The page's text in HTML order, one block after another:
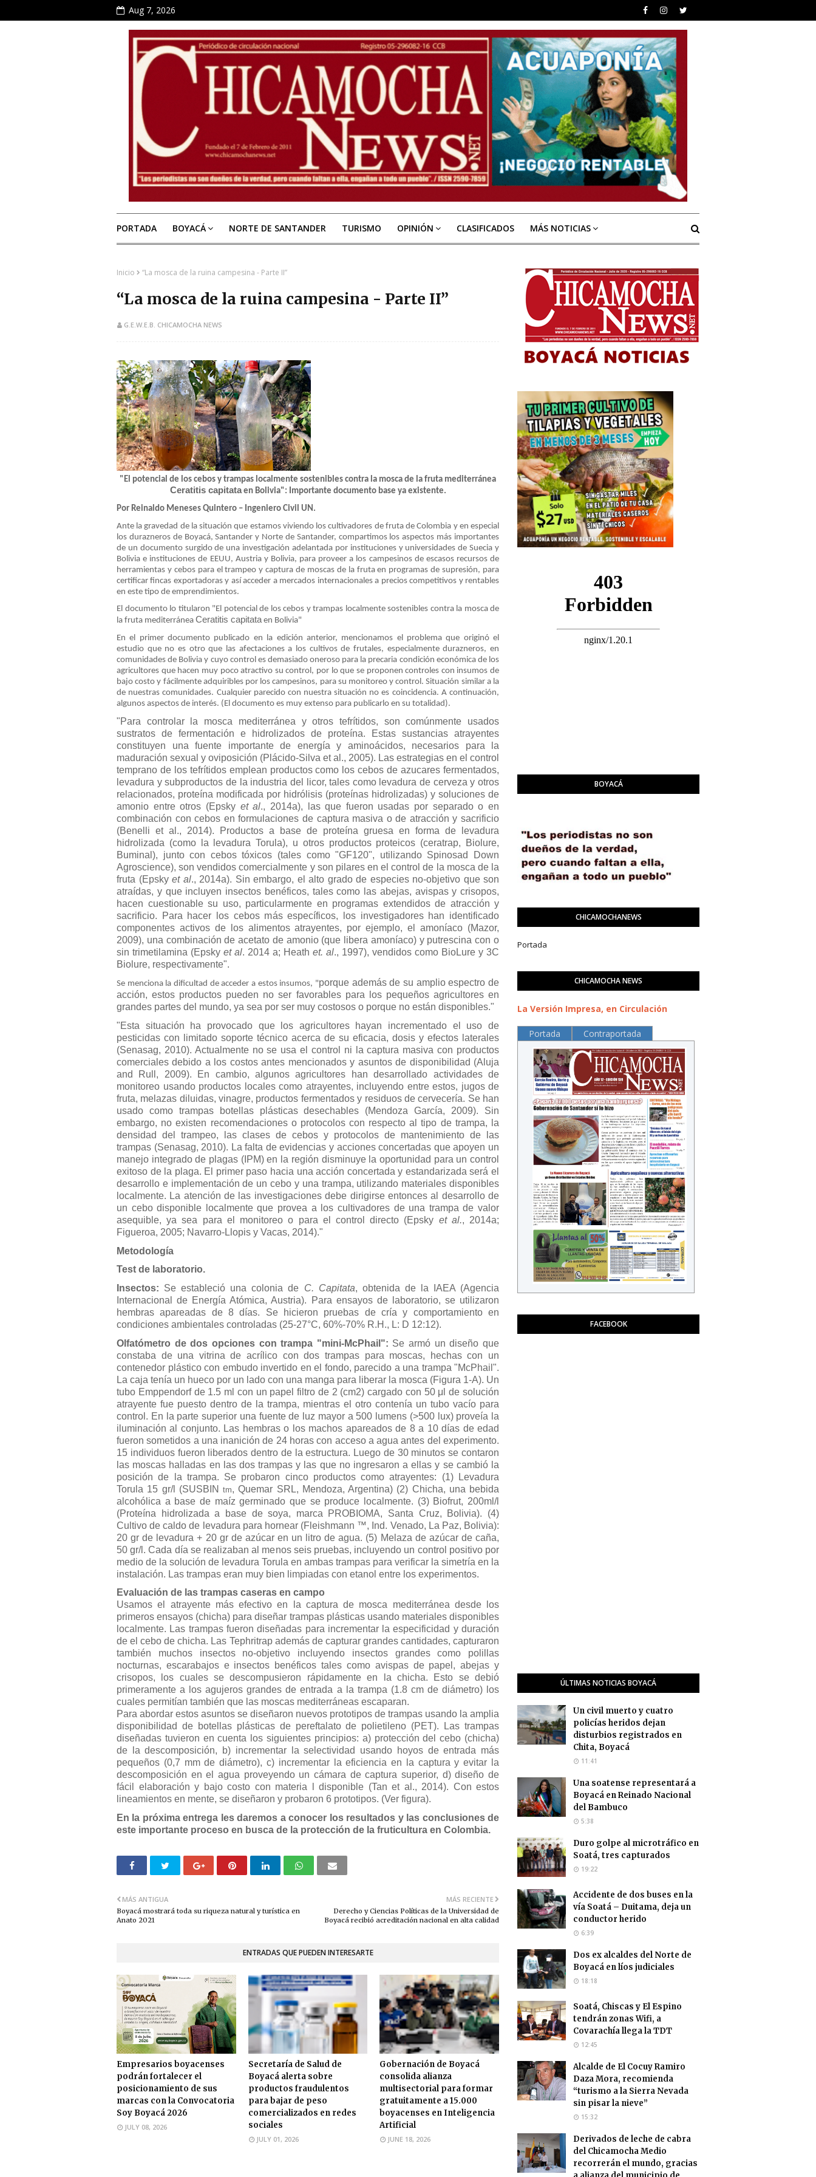
Aug 7, 2026
PORTADA BOYACÁ NORTE DE SANTANDER TURISMO OPINIÓN CLASIFICADOS MÁS NOTICIAS
Inicio “La mosca de la ruina campesina - Parte II”
“La mosca de la ruina campesina - Parte II”
G.E.W.E.B. CHICAMOCHA NEWS
"El potencial de los cebos y trampas localmente sostenibles contra la mosca de la fruta mediterránea
Ceratitis capitataen Bolivia": Importante documento base ya existente.
Por Reinaldo Meneses Quintero – Ingeniero Civil UN.
Ante la gravedad de la situación que estamos viviendo los cultivadores de fruta de Colombia y en especial
los durazneros de Boyacá, Santander y Norte de Santander, compartimos los aspectos más importantes
de un documento surgido de una investigación adelantada por instituciones y universidades de Suecia y
Bolivia e instituciones de EEUU, Austria y Bolivia, para proveer a los campesinos de escasos recursos de
herramientas y cebos para el trampeo y captura de moscas de la fruta en programas de supresión, para
certificar fincas exportadoras y así acceder a mercados internacionales a precios competitivos y rentables
en este tipo de emprendimientos.
El documento lo titularon "El potencial de los cebos y trampas localmente sostenibles contra la mosca de
la fruta mediterránea Ceratitis capitataen Bolivia"
En el primer documento publicado en la edición anterior, mencionamos el problema que originó el
estudio que no es otro que las afectaciones a los cultivos de frutales, especialmente durazneros, en
comunidades de Bolivia y cuyo control es demasiado oneroso para la precaria condición económica de los
agricultores que hacen muy poco atractivo su control, por lo que se proponen controles con insumos de
bajo costo y fácilmente adquiribles por los campesinos, para su monitoreo y control. Situación similar a la
de nuestras comunidades. Cualquier parecido con nuestra situación no es coincidencia. A continuación,
algunos aspectos de interés. (El documento es muy extenso para publicarlo en su totalidad).
"Para controlar la mosca mediterránea y otros tefrítidos, son comúnmente usados
sustratos de fermentación e hidrolizados de proteína. Estas sustancias atrayentes
constituyen una fuente importante de energía y aminoácidos, necesarios para la
maduración sexual y oviposición (Plácido-Silva et al., 2005). Las estrategias en el control
temprano de los tefrítidos emplean productos como los cebos de azucares fermentados,
levadura y subproductos de la industria del licor, tales como levadura de cerveza y otros
relacionados, proteína modificada por hidrólisis (proteínas hidrolizadas) y soluciones de
amonio entre otros (Epsky et al., 2014a), las que fueron usadas por separado o en
combinación con cebos en formulaciones de captura masiva o de atracción y sacrificio
(Benelli et al., 2014). Productos a base de proteína gruesa en forma de levadura
hidrolizada (como la levadura Torula), u otros productos proteicos (ceratrap, Biolure,
Buminal), junto con cebos tóxicos (tales como "GF120", utilizando Spinosad Down
Agroscience), son vendidos comercialmente y son pilares en el control de la mosca de la
fruta (Epsky et al., 2014a). Sin embargo, el alto grado de especies no-objetivo que son
atraídas, y que incluyen insectos benéficos, tales como las abejas, avispas y crisopos,
hacen cuestionable su uso, particularmente en programas extendidos de atracción y
sacrificio. Para hacer los cebos más específicos, los investigadores han identificado
componentes activos de los alimentos atrayentes, por ejemplo, el amoníaco (Mazor,
2009), una combinación de acetato de amonio (que libera amoníaco) y putrescina con o
sin trimetilamina (Epsky et al. 2014 a; Heath et. al., 1997), vendidos como BioLure y 3C
Biolure, respectivamente".
Se menciona la dificultad de acceder a estos insumos, "porque además de su amplio espectro de
acción, estos productos pueden no ser favorables para los pequeños agricultores en
grandes partes del mundo, ya sea por ser muy costosos o porque no están disponibles."
"Esta situación ha provocado que los agricultores hayan incrementado el uso de
pesticidas con limitado soporte técnico acerca de su eficacia, dosis y efectos laterales
(Senasag, 2010). Actualmente no se usa el control ni la captura masiva con productos
comerciales debido a los costos antes mencionados y asuntos de disponibilidad (Aluja
and Rull, 2009). En cambio, algunos agricultores han desarrollado actividades de
monitoreo usando productos locales como atrayentes, incluyendo entre estos, jugos de
fruta, melazas diluidas, vinagre, productos fermentados y residuos de cervecería. Se han
usado como trampas botellas plásticas desechables (Mendoza García, 2009). Sin
embargo, no existen recomendaciones o protocolos con respecto al tipo de trampa, la
densidad del trampeo, las clases de cebos y protocolos de mantenimiento de las
trampas (Senasag, 2010). La falta de evidencias y acciones concertadas que apoyen un
manejo integrado de plagas (IPM) en la región disminuye la oportunidad para un control
exitoso de la plaga. El primer paso hacia una acción concertada y estandarizada será el
desarrollo e implementación de un cebo y una trampa, utilizando materiales disponibles
localmente. La atención de las investigaciones debe dirigirse entonces al desarrollo de
un cebo disponible localmente que provea a los cultivadores de una trampa de valor
asequible, ya sea para el monitoreo o para el control directo (Epsky et al., 2014a;
Figueroa, 2005; Navarro-Llopis y Vacas, 2014)."
Metodología
Test de laboratorio.
Insectos: Se estableció una colonia de C. Capitata, obtenida de la IAEA (Agencia
Internacional de Energía Atómica, Austria). Para ensayos de laboratorio, se utilizaron
hembras apareadas de 8 días. Se hicieron pruebas de cría y comportamiento en
condiciones ambientales controladas (25-27°C, 60%-70% R.H., L: D 12:12).
Olfatómetro de dos opciones con trampa "mini-McPhail": Se armó un diseño que
constaba de una vitrina de acrílico con dos trampas para moscas, hechas con un
contenedor plástico con embudo invertido en el fondo, parecido a una trampa "McPhail".
La caja tenía un hueco por un lado con una manga para liberar la mosca (Figura 1-A). Un
tubo Emppendorf de 1.5 ml con un papel filtro de 2 (cm2) cargado con 50 μ l de solución
atrayente fue puesto dentro de la trampa, mientras el otro contenía un tubo vacío para
control. En la parte superior una fuente de luz mayor a 500 lumens (>500 lux) proveía la
iluminación al conjunto. Las hembras o los machos apareados de 8 a 10 días de edad
fueron sometidos a una inanición de 24 horas con acceso a agua antes del experimento.
15 individuos fueron liberados dentro de la estructura. Luego de 30 minutos se contaron
las moscas halladas en las dos trampas y las que no ingresaron a ellas y se cambió la
posición de la trampa. Se probaron cinco productos como atrayentes: (1) Levadura
Torula 15 gr/l (SUSBIN tm, Quemar SRL, Mendoza, Argentina) (2) Chicha, una bebida
alcohólica a base de maíz germinado que se produce localmente. (3) Biofrut, 200ml/l
(Proteína hidrolizada a base de soya, marca PROBIOMA, Santa Cruz, Bolivia). (4)
Cultivo de caldo de levadura para hornear (Fleishmann ™, Ind. Venado, La Paz, Bolivia):
20 gr de levadura + 20 gr de azúcar en un litro de agua. (5) Melaza de azúcar de caña,
50 gr/l. Cada día se realizaban al menos seis pruebas, incluyendo un control positivo por
medio de la solución de levadura Torula en ambas trampas para verificar la simetría en la
instalación. Las trampas eran muy bien limpiadas con etanol entre los experimentos.
Evaluación de las trampas caseras en campo
Usamos el atrayente más efectivo en la captura de mosca mediterránea desde los
primeros ensayos (chicha) para diseñar trampas plásticas usando materiales disponibles
localmente. Las trampas fueron diseñadas para incrementar la especificidad y duración
de el cebo de chicha. Las Tephritrap además de capturar grandes cantidades, capturaron
también muchos insectos no-objetivo incluyendo insectos grandes como polillas
nocturnas, escarabajos e insectos benéficos tales como avispas de papel, abejas y
crisopos, los cuales se descompusieron rápidamente en la chicha. Esto se debió
primeramente a los agujeros grandes de entrada a la trampa (1.8 cm de diámetro) los
cuales permitían también que las moscas mediterráneas escaparan.
Para abordar estos asuntos se diseñaron nuevos prototipos de trampas usando la amplia
disponibilidad de botellas plásticas de pereftalato de polietileno (PET). Las trampas
diseñadas tuvieron en cuenta los siguientes principios: a) protección del cebo (chicha)
de la descomposición, b) incrementar la selectividad usando hoyos de entrada más
pequeños (0,7 mm de diámetro), c) incrementar la eficiencia en la captura y evitar la
descomposición en el agua proveyendo un cámara de captura superior, d) diseño de
fácil elaboración y bajo costo con materia l disponible (Tan et al., 2014). Con estos
lineamientos en mente, se diseñaron y probaron 6 prototipos. (Ver figura).
En la próxima entrega les daremos a conocer los resultados y las conclusiones de
este importante proceso en busca de la protección de la fruticultura en Colombia.
MÁS RECIENTE
Derecho y Ciencias Políticas de la Universidad de
Boyacá recibió acreditación nacional en alta calidad
MÁS ANTIGUA
Boyacá mostrará toda su riqueza natural y turística en
Anato 2021
ENTRADAS QUE PUEDEN INTERESARTE
Empresarios boyacenses
podrán fortalecer el
posicionamiento de sus
marcas con la Convocatoria
Soy Boyacá 2026
JULY 08, 2026
Secretaría de Salud de
Boyacá alerta sobre
productos fraudulentos
para bajar de peso
comercializados en redes
sociales
JULY 01, 2026
Gobernación de Boyacá
consolida alianza
multisectorial para formar
gratuitamente a 15.000
boyacenses en Inteligencia
Artificial
JUNE 18, 2026
BOYACÁ
CHICAMOCHANEWS
Portada
CHICAMOCHA NEWS
La Versión Impresa, en Circulación
Portada Contraportada
FACEBOOK
ÚLTIMAS NOTICIAS BOYACÁ
Un civil muerto y cuatro
policías heridos dejan
disturbios registrados en
Chita, Boyacá
11:41
Una soatense representará a
Boyacá en Reinado Nacional
del Bambuco
5:38
Duro golpe al microtráfico en
Soatá, tres capturados
19:22
Accidente de dos buses en la
vía Soatá – Duitama, deja un
conductor herido
6:39
Dos ex alcaldes del Norte de
Boyacá en líos judiciales
18:18
Soatá, Chiscas y El Espino
tendrán zonas Wifi, a
Covarachía llega la TDT
12:45
Alcalde de El Cocuy Ramiro
Daza Mora, recomienda
“turismo a la Sierra Nevada
sin pisar la nieve”
15:32
Derivados de leche de cabra
del Chicamocha Medio
recorrerán el mundo, gracias